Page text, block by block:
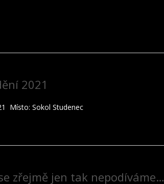
2021
Místo: Sokol Studenec
zřejmě jen tak nepodíváme…